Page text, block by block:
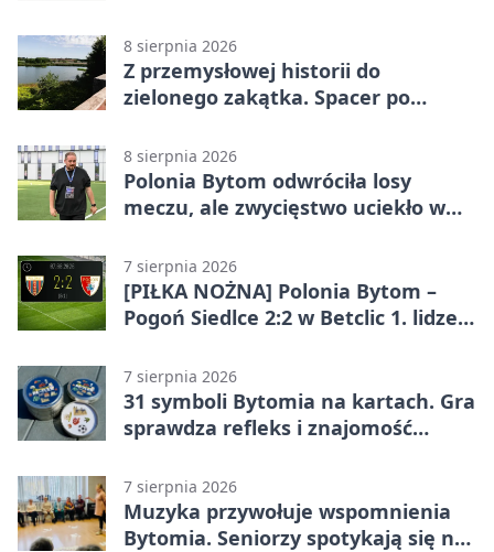
8 sierpnia 2026
Z przemysłowej historii do
zielonego zakątka. Spacer po
8 sierpnia 2026
Polonia Bytom odwróciła losy
meczu, ale zwycięstwo uciekło w
7 sierpnia 2026
[PIŁKA NOŻNA] Polonia Bytom –
Pogoń Siedlce 2:2 w Betclic 1. lidze.
ale stracili zwycięstwo
7 sierpnia 2026
31 symboli Bytomia na kartach. Gra
sprawdza refleks i znajomość
7 sierpnia 2026
Muzyka przywołuje wspomnienia
Bytomia. Seniorzy spotykają się na